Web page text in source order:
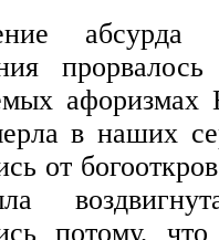
абсурда
в наших
от
потому,